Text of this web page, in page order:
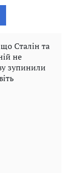
що Сталін та
не
зупинили